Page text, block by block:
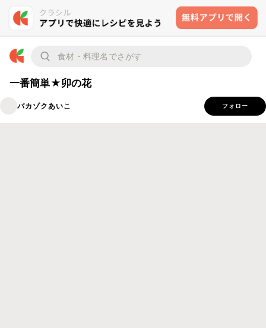
一番簡単★卯の花
バカゾクあいこ フォロー